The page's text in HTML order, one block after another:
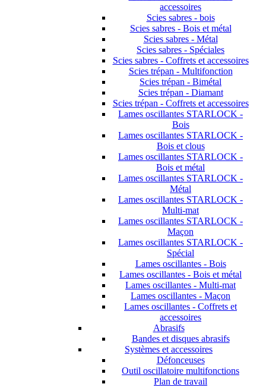
accessoires
Scies sabres - bois
Scies sabres - Bois et métal
Scies sabres - Métal
Scies sabres - Spéciales
Scies sabres - Coffrets et accessoires
Scies trépan - Multifonction
Scies trépan - Bimétal
Scies trépan - Diamant
Scies trépan - Coffrets et accessoires
Lames oscillantes STARLOCK -
Bois
Lames oscillantes STARLOCK -
Bois et clous
Lames oscillantes STARLOCK -
Bois et métal
Lames oscillantes STARLOCK -
Métal
Lames oscillantes STARLOCK -
Multi-mat
Lames oscillantes STARLOCK -
Maçon
Lames oscillantes STARLOCK -
Spécial
Lames oscillantes - Bois
Lames oscillantes - Bois et métal
Lames oscillantes - Multi-mat
Lames oscillantes - Maçon
Lames oscillantes - Coffrets et
accessoires
Abrasifs
Bandes et disques abrasifs
Systèmes et accessoires
Défonceuses
Outil oscillatoire multifonctions
Plan de travail